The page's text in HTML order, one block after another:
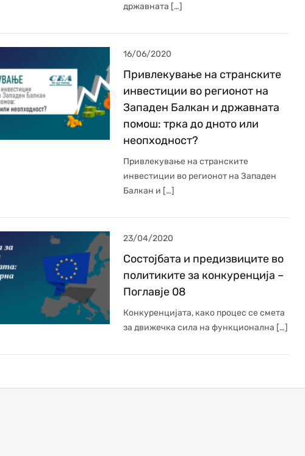
државната […]
16/06/2020
Привлекување на странските
инвестиции во регионот на
Западен Балкан и државната
помош: трка до дното или
неопходност?
Привлекување на странските
инвестиции во регионот на Западен
Балкан и […]
23/04/2020
Состојбата и предизвиците во
политиките за конкуренција –
Поглавје 08
Конкуренцијата, како процес се смета
за движечка сила на функционална […]